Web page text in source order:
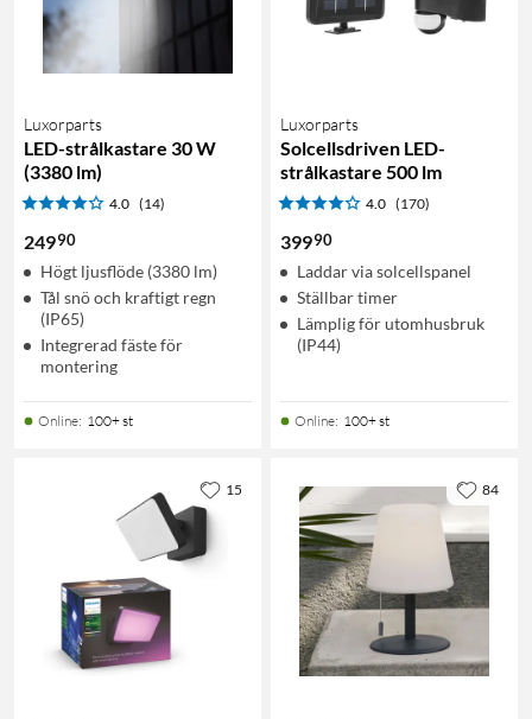
Luxorparts
LED-strålkastare 30 W
(3380 lm)
4.0 (14)
24990
Högt ljusflöde (3380 lm)
Tål snö och kraftigt regn
(IP65)
Integrerad fäste för
montering
Online: 100+ st
Luxorparts
Solcellsdriven LED-
strålkastare 500 lm
4.0 (170)
39990
Laddar via solcellspanel
Ställbar timer
Lämplig för utomhusbruk
(IP44)
Online: 100+ st
15 84